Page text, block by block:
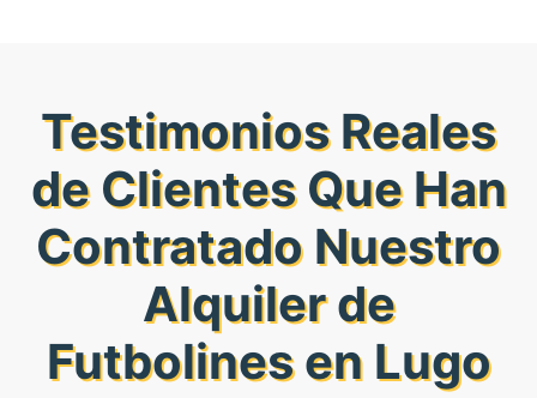
Testimonios Reales
de Clientes Que Han
Contratado Nuestro
Alquiler de
Futbolines en Lugo